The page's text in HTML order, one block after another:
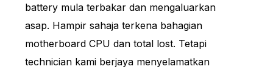
battery mula terbakar dan mengaluarkan
asap. Hampir sahaja terkena bahagian
motherboard CPU dan total lost. Tetapi
technician kami berjaya menyelamatkan